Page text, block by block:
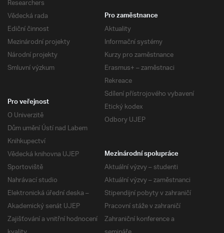
Researchers
Vědecká rada
Ediční činnost
Mezinárodní projekty
Národní projekty
Smluvní výzkum
Pro zaměstnance
Aktuality
Informační systémy
Kurzy pro zaměstnance
Erasmus+ – zaměstnaci
Rekreace
Sdílení přístrojového vybavení
Etický kodex
Odbory UJEP
Pro veřejnost
O Univerzitě
Dům umění Ústí nad Labem
Knihkupectví
Vědecká knihovna UJEP
Sportoviště
Nahrávací studio
Elektronická úřední deska –
Akademický senát UJEP
Zajišťování a vnitřní hodnocení
Mezinárodní spolupráce
Aktuální výzvy – studenti
Aktuální výzvy – zaměstnanci
Stipendijní pobyty v zahraničí
Pracovní stáže v zahraničí
Zahraniční konference a